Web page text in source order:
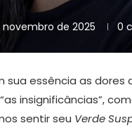
novembro de 2025 0
essência as
insignificâncias”,
sentir seu Verde